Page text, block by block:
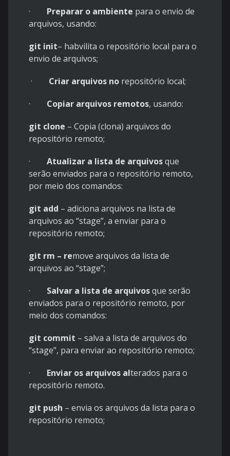
· Preparar o ambiente para o envio de
arquivos, usando:
git init– habvilita o repositório local para o
envio de arquivos;
· Criar arquivos no repositório local;
·
Copiar arquivos remotos, usando:
git clone – Copia (clona) arquivos do
repositório remoto;
·
Atualizar a lista de arquivosque
serão enviados para o repositório remoto,
por meio dos comandos:
git add – adiciona arquivos na lista de
arquivos ao “stage”, a enviar para o
repositório remoto;
git rm – remove arquivos da lista de
arquivos ao “stage”;
· Salvar a lista de arquivosque serão
enviados para o repositório remoto, por
meio dos comandos:
git commit – salva a lista de arquivos do
“stage”, para enviar ao repositório remoto;
· Enviar os arquivos alterados para o
repositório remoto.
git push – envia os arquivos da lista para o
repositório remoto;